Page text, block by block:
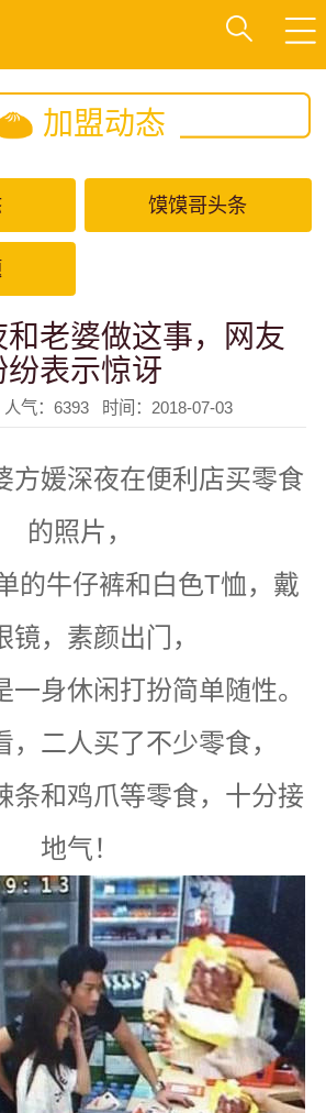
加盟动态
馍馍哥头条
老婆做这事，网友
纷表示惊讶
气：6393 时间：2018-07-03
方媛深夜在便利店买零食
的照片，
的牛仔裤和白色T恤，戴
镜，素颜出门，
一身休闲打扮简单随性。
，二人买了不少零食，
条和鸡爪等零食，十分接
地气！